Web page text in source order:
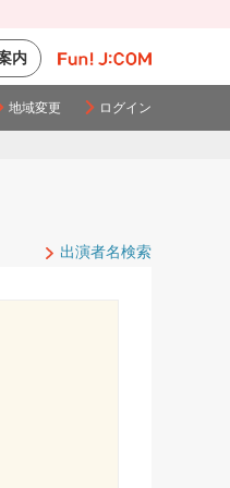
内
地域変更 ログイン
出演者名検索